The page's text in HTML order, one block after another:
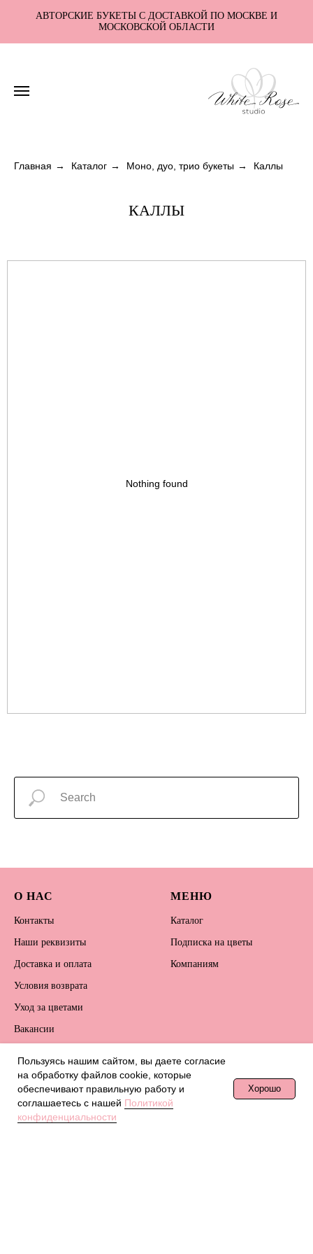
АВТОРСКИЕ БУКЕТЫ С ДОСТАВКОЙ ПО МОСКВЕ И
МОСКОВСКОЙ ОБЛАСТИ
Главная → Каталог → Моно, дуо, трио букеты → Каллы
КАЛЛЫ
Nothing found
О НАС
Контакты
Наши реквизиты
Доставка и оплата
Условия возврата
Уход за цветами
Вакансии
конфиденциальности
МЕНЮ
Каталог
Подписка на цветы
Компаниям
КОНТАКТЫ
+7 (916) 614-84-49
РАССЫЛКА
Пользуясь нашим сайтом, вы даете согласие
на обработку файлов сookie, которые
обеспечивают правильную работу и
соглашаетесь с нашей Политикой
конфиденциальности
Хорошо